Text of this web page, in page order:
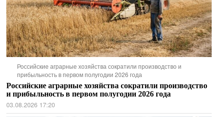
Российские аграрные хозяйства сократили производство и
прибыльность в первом полугодии 2026 года
Российские аграрные хозяйства сократили производство
и прибыльность в первом полугодии 2026 года
03.08.2026 17:20